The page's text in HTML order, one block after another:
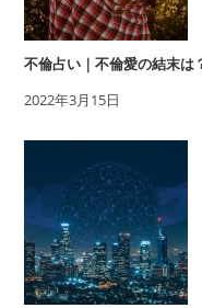
不倫占い｜不倫愛の結末は
2022年3月15日